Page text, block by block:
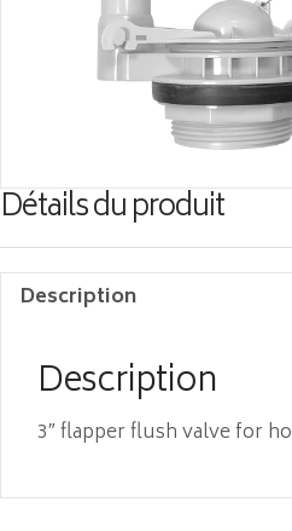
Détails du produit
Description
Description
3″ flapper flush valve for